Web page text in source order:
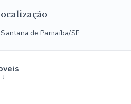
de Parnaíba/SP